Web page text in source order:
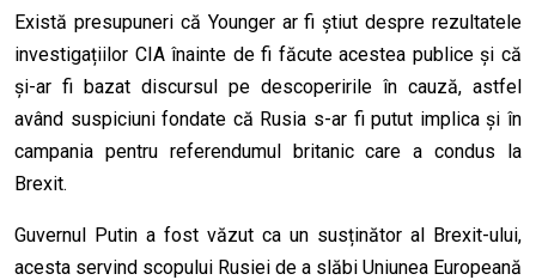
Există presupuneri că Younger ar fi știut despre rezultatele
investigațiilor CIA înainte de fi făcute acestea publice și că
și-ar fi bazat discursul pe descoperirile în cauză, astfel
având suspiciuni fondate că Rusia s-ar fi putut implica și în
campania pentru referendumul britanic care a condus la
Brexit.
Guvernul Putin a fost văzut ca un susținător al Brexit-ului,
acesta servind scopului Rusiei de a slăbi Uniunea Europeană